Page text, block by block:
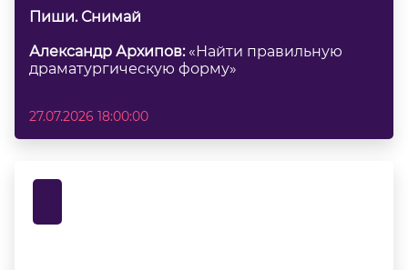
Пиши. Снимай
Александр Архипов:«Найти правильную
драматургическую форму»
27.07.2026 18:00:00